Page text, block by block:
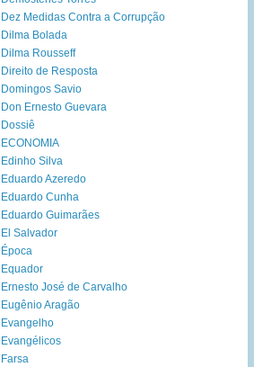
Dez Medidas Contra a Corrupção
Dilma Bolada
Dilma Rousseff
Direito de Resposta
Domingos Savio
Don Ernesto Guevara
Dossiê
ECONOMIA
Edinho Silva
Eduardo Azeredo
Eduardo Cunha
Eduardo Guimarães
El Salvador
Época
Equador
Ernesto José de Carvalho
Eugênio Aragão
Evangelho
Evangélicos
Farsa